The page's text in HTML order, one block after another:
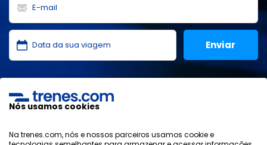
dados,condições gerais
Nós usamos cookies
Na trenes.com, nós e nossos parceiros usamos cookie e